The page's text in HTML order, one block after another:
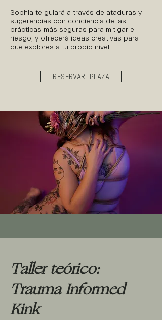
Sophia te guiará a través de ataduras y
sugerencias con conciencia de las
prácticas más seguras para mitigar el
riesgo, y ofrecerá ideas creativas para
que explores a tu propio nivel.
RESERVAR PLAZA
Taller teórico:
Trauma Informed
Kink